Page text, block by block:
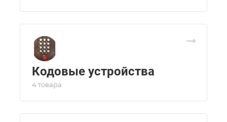
Кодовые устройства
4 товара